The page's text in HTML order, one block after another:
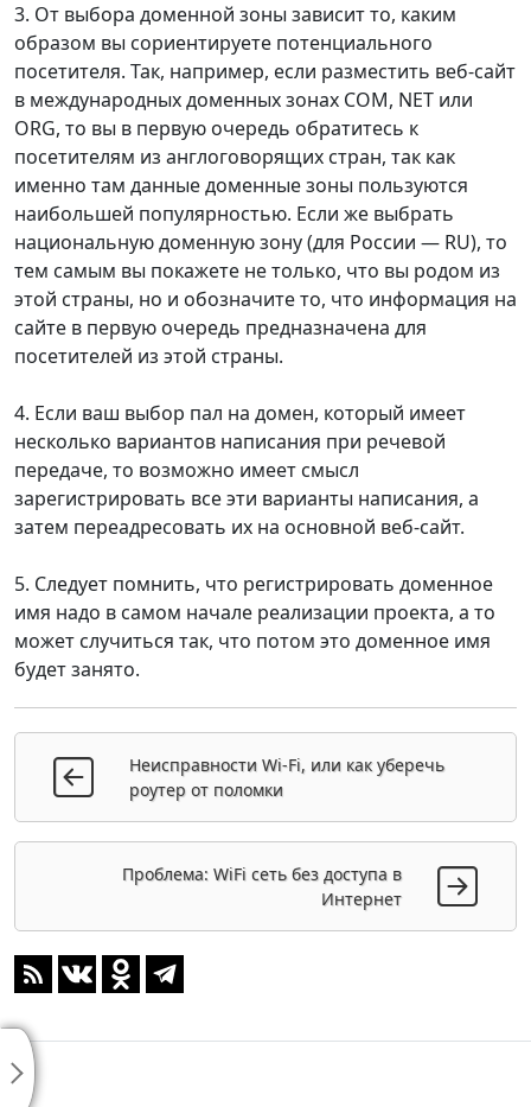
3. От выбора доменной зоны зависит то, каким
образом вы сориентируете потенциального
посетителя. Так, например, если разместить веб-сайт
в международных доменных зонах COM, NET или
ORG, то вы в первую очередь обратитесь к
посетителям из англоговорящих стран, так как
именно там данные доменные зоны пользуются
наибольшей популярностью. Если же выбрать
национальную доменную зону (для России — RU), то
тем самым вы покажете не только, что вы родом из
этой страны, но и обозначите то, что информация на
сайте в первую очередь предназначена для
посетителей из этой страны.
4. Если ваш выбор пал на домен, который имеет
несколько вариантов написания при речевой
передаче, то возможно имеет смысл
зарегистрировать все эти варианты написания, а
затем переадресовать их на основной веб-сайт.
5. Следует помнить, что регистрировать доменное
имя надо в самом начале реализации проекта, а то
может случиться так, что потом это доменное имя
будет занято.
Неисправности Wi-Fi, или как уберечь
роутер от поломки
Проблема: WiFi сеть без доступа в
Интернет